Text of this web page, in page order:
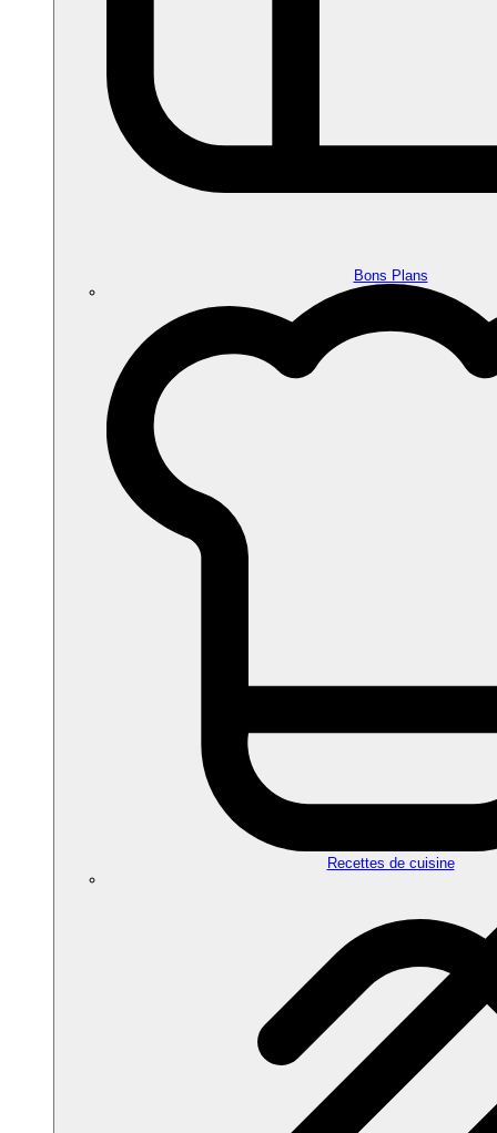
Bons Plans
Recettes de cuisine